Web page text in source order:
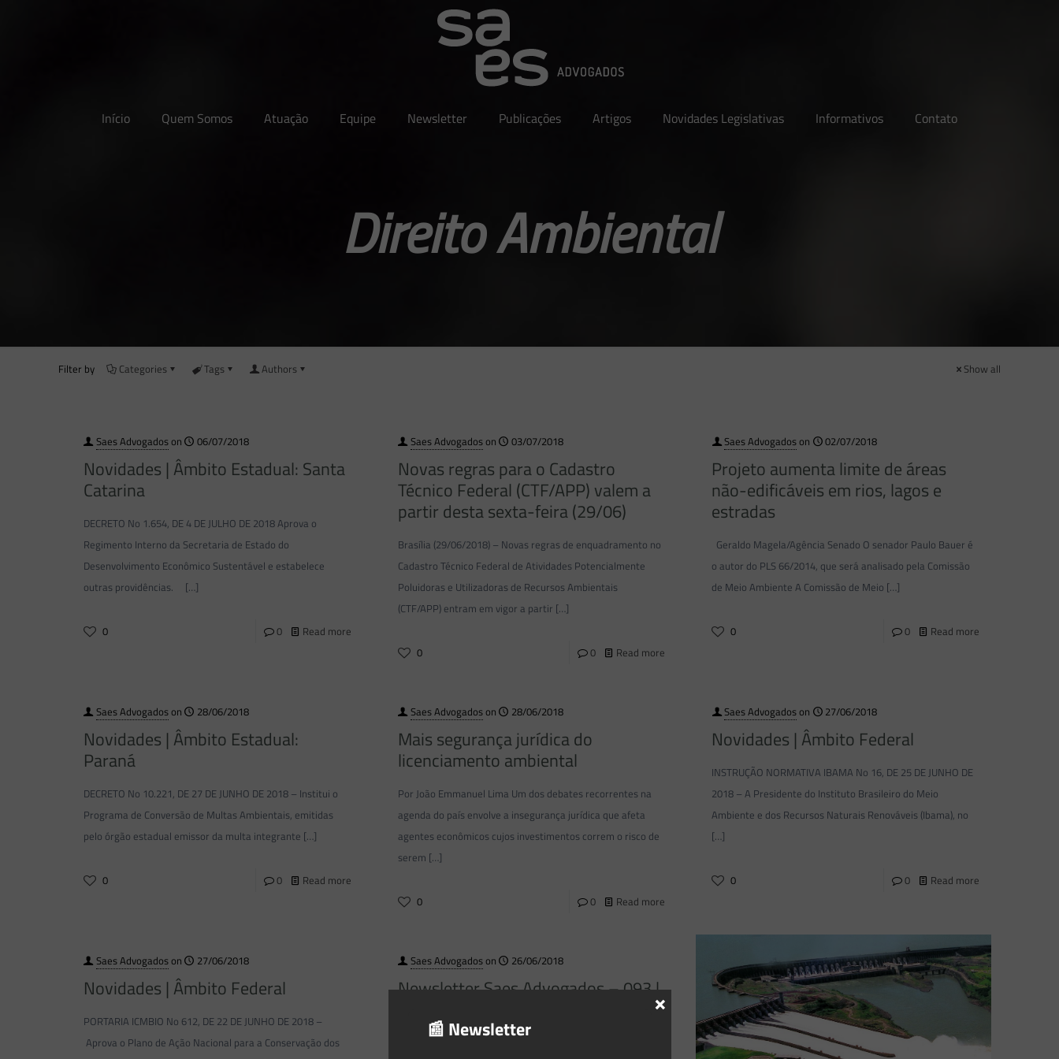
Início Quem Somos Atuação Equipe Newsletter Publicações Artigos Novidades Legislativas Informativos Contato
Direito Ambiental
Filter by Categories Tags Authors Show all
Saes Advogadoson 06/07/2018
Novidades | Âmbito Estadual: Santa
Catarina
DECRETO No 1.654, DE 4 DE JULHO DE 2018 Aprova o
Regimento Interno da Secretaria de Estado do
Desenvolvimento Econômico Sustentável e estabelece
outras providências.
[…]
0 0 Read more
Saes Advogadoson 03/07/2018
Novas regras para o Cadastro
Técnico Federal (CTF/APP) valem a
partir desta sexta-feira (29/06)
Brasília (29/06/2018) – Novas regras de enquadramento no
Cadastro Técnico Federal de Atividades Potencialmente
Poluidoras e Utilizadoras de Recursos Ambientais
(CTF/APP) entram em vigor a partir […]
0 0 Read more
Saes Advogadoson 02/07/2018
Projeto aumenta limite de áreas
não-edificáveis em rios, lagos e
estradas
Geraldo Magela/Agência Senado O senador Paulo Bauer é
o autor do PLS 66/2014, que será analisado pela Comissão
de Meio Ambiente A Comissão de Meio […]
0 0 Read more
Saes Advogadoson 28/06/2018
Novidades | Âmbito Estadual:
Paraná
DECRETO No 10.221, DE 27 DE JUNHO DE 2018 – Institui o
Programa de Conversão de Multas Ambientais, emitidas
pelo órgão estadual emissor da multa integrante […]
0 0 Read more
Saes Advogadoson 28/06/2018
Mais segurança jurídica do
licenciamento ambiental
Por João Emmanuel Lima Um dos debates recorrentes na
agenda do país envolve a insegurança jurídica que afeta
agentes econômicos cujos investimentos correm o risco de
serem […]
0 0 Read more
Saes Advogadoson 27/06/2018
Novidades | Âmbito Federal
INSTRUÇÃO NORMATIVA IBAMA No 16, DE 25 DE JUNHO DE
2018 – A Presidente do Instituto Brasileiro do Meio
Ambiente e dos Recursos Naturais Renováveis (Ibama), no
[…]
0 0 Read more
Saes Advogadoson 27/06/2018
Novidades | Âmbito Federal
PORTARIA ICMBIO No 612, DE 22 DE JUNHO DE 2018 –
Aprova o Plano de Ação Nacional para a Conservação dos
Saes Advogadoson 26/06/2018
Newsletter Saes Advogados – 093 |
📰 Newsletter
×